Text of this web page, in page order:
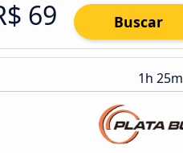
69 Buscar
1h 25m